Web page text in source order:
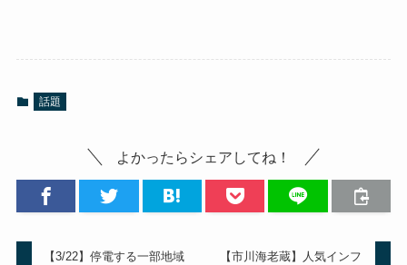
話題
よかったらシェアしてね！
【3/22】停電する一部地域
【市川海老蔵】人気インフ